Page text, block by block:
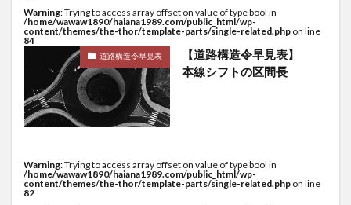
Warning: Trying to access array offset on value of type bool in
/home/wawaw1890/haiana1989.com/public_html/wp-
content/themes/the-thor/template-parts/single-related.php on line
84
道路構造令早見表
【道路構造令早見表】
本線シフトの区間長
Warning: Trying to access array offset on value of type bool in
/home/wawaw1890/haiana1989.com/public_html/wp-
content/themes/the-thor/template-parts/single-related.php on line
82